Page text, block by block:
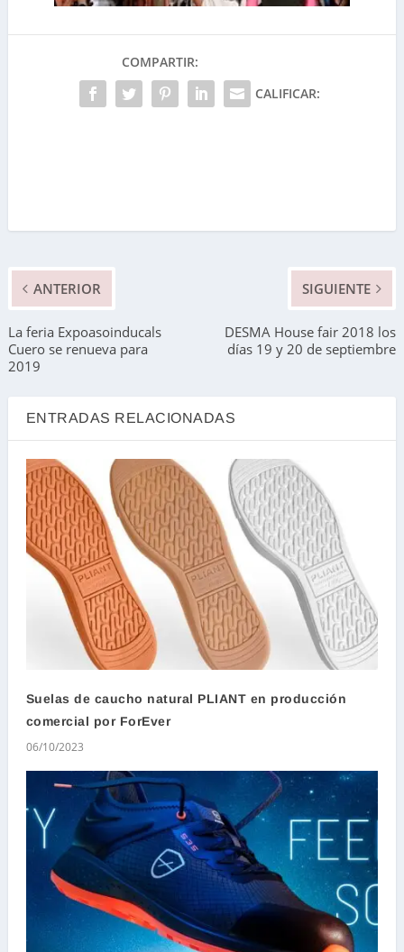
COMPARTIR:
CALIFICAR:
ANTERIOR
La feria Expoasoinducals
Cuero se renueva para
2019
SIGUIENTE
DESMA House fair 2018 los
días 19 y 20 de septiembre
ENTRADAS RELACIONADAS
Suelas de caucho natural PLIANT en producción
comercial por ForEver
06/10/2023